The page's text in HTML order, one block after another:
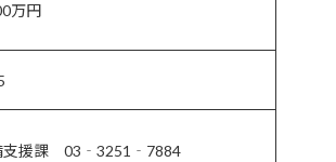
万円
支援課 03‐3251‐7884